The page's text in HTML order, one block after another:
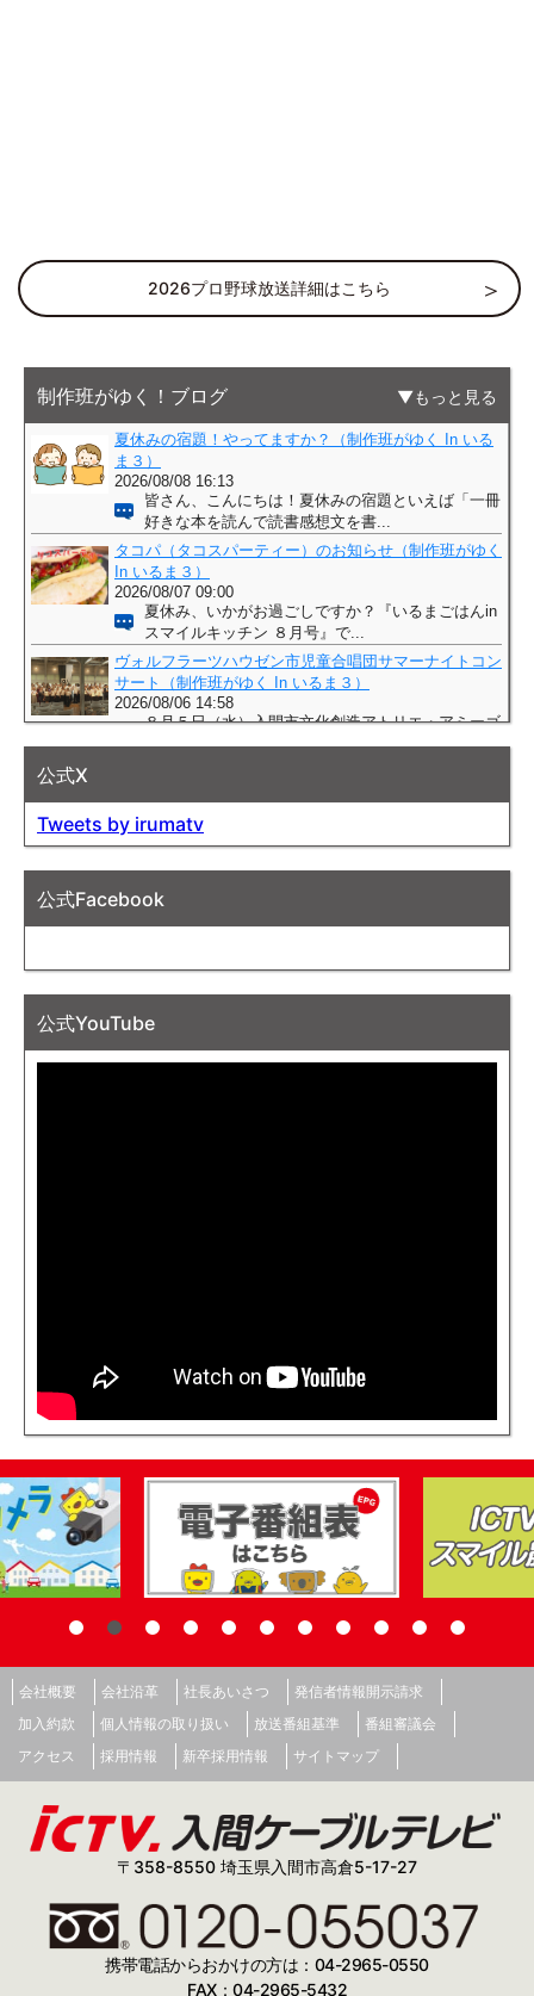
2026プロ野球放送詳細はこちら
制作班がゆく！ブログ もっと見る
公式X
Tweets by irumatv
公式Facebook
公式YouTube
会社概要 会社沿革 社長あいさつ
発信者情報開示請求
加入約款
個人情報の取り扱い 放送番組基準
番組審議会
アクセス
採用情報 新卒採用情報 サイトマップ
〒358-8550 埼玉県入間市高倉5-17-27
携帯電話からおかけの方は：04-2965-0550
FAX：04-2965-5432